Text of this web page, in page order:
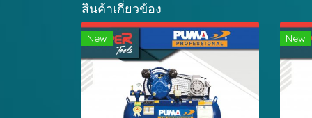
สินค้าเกี่ยวข้อง
New New